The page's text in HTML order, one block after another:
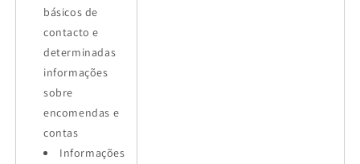
básicos de
contacto e
determinadas
informações
sobre
encomendas e
contas
Informações